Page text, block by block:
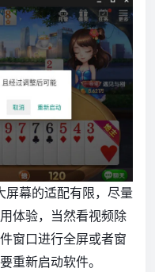
幕的适配有限，尽量
体验，当然看视频除
窗口进行全屏或者窗
重新启动软件。